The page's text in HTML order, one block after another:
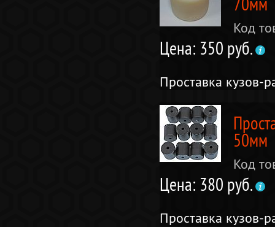
Код
Цена: 350 руб.
Проставка кузов-
50мм
Код
Цена: 380 руб.
Проставка кузов-